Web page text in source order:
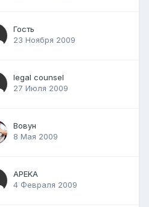
Гость
23 Ноября 2009
legal counsel
27 Июля 2009
Вовун
8 Мая 2009
APEKA
4 Февраля 2009